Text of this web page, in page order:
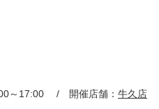
～17:00 開催店舗： 牛久店